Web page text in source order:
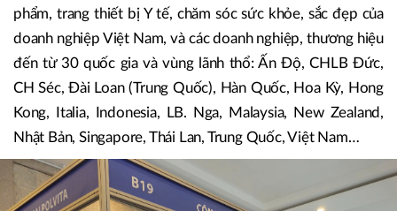
phẩm, trang thiết bị Y tế, chăm sóc sức khỏe, sắc đẹp của
doanh nghiệp Việt Nam, và các doanh nghiệp, thương hiệu
đến từ 30 quốc gia và vùng lãnh thổ: Ấn Độ, CHLB Đức,
CH Séc, Đài Loan (Trung Quốc), Hàn Quốc, Hoa Kỳ, Hong
Kong, Italia, Indonesia, LB. Nga, Malaysia, New Zealand,
Nhật Bản, Singapore, Thái Lan, Trung Quốc, Việt Nam…